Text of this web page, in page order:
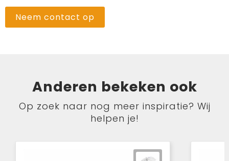
Neem contact op
Anderen bekeken ook
Op zoek naar nog meer inspiratie? Wij
helpen je!